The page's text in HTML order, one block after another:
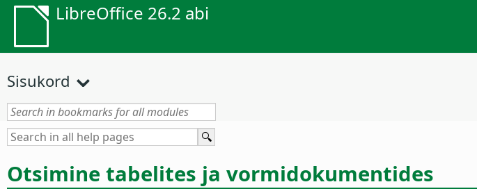
LibreOffice 26.2 abi
Sisukord
Otsimine tabelites ja vormidokumentides